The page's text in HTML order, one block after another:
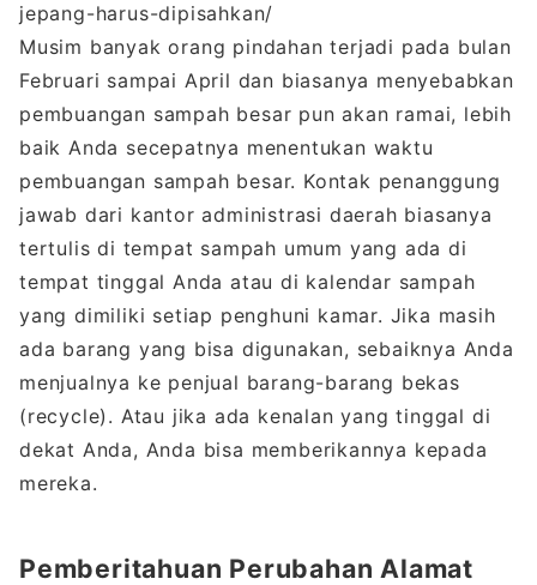
jepang-harus-dipisahkan/
Musim banyak orang pindahan terjadi pada bulan
Februari sampai April dan biasanya menyebabkan
pembuangan sampah besar pun akan ramai, lebih
baik Anda secepatnya menentukan waktu
pembuangan sampah besar. Kontak penanggung
jawab dari kantor administrasi daerah biasanya
tertulis di tempat sampah umum yang ada di
tempat tinggal Anda atau di kalendar sampah
yang dimiliki setiap penghuni kamar. Jika masih
ada barang yang bisa digunakan, sebaiknya Anda
menjualnya ke penjual barang-barang bekas
(recycle). Atau jika ada kenalan yang tinggal di
dekat Anda, Anda bisa memberikannya kepada
mereka.
Pemberitahuan Perubahan Alamat